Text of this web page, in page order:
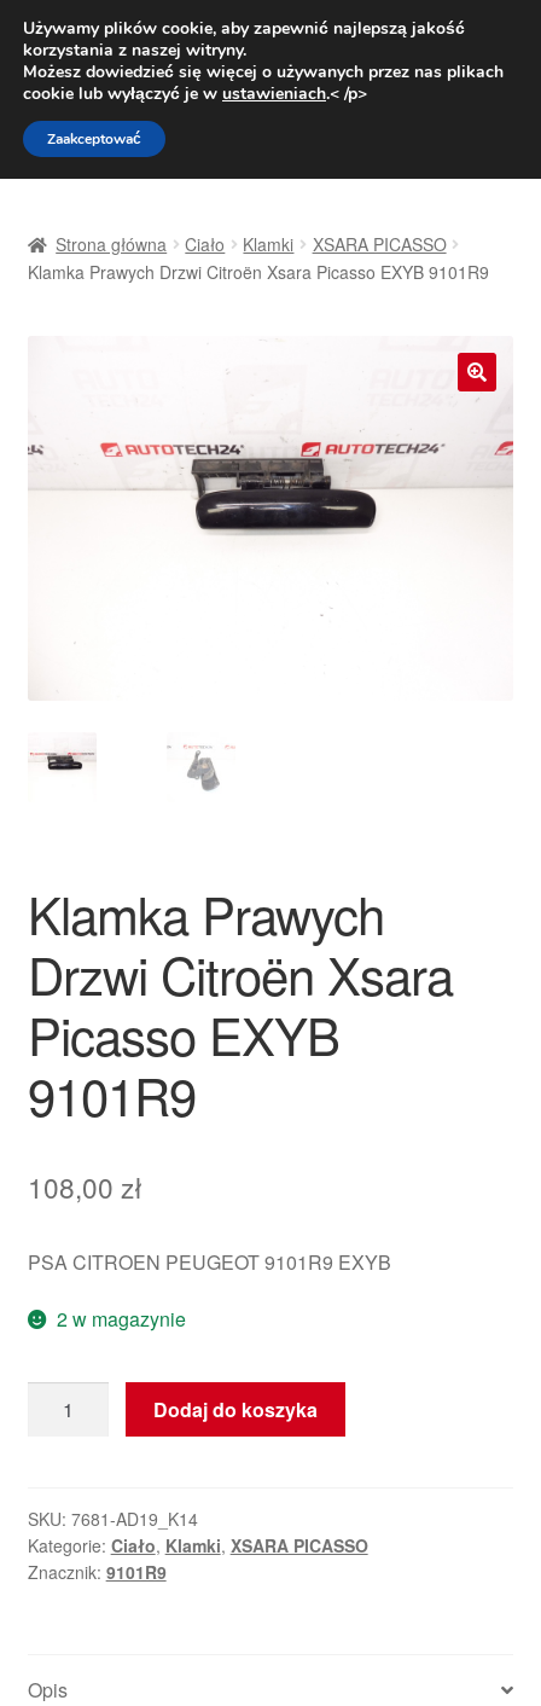
DOSTAWA od 31 zł
Pn.-pt. 9:00-16:00800 003 167
Przejdź
do
nawigacji
Przejdź
do
treści
Dostawa
Moje konto
Polityka prywatności
Skarga
Zamówienia
Zasady i warunki
Strona główna Ciało Klamki
XSARA PICASSO
Klamka Prawych Drzwi Citroën Xsara Picasso EXYB 9101R9
🔍
Klamka Prawych
Drzwi Citroën Xsara
Picasso EXYB
9101R9
108,00 zł
PSA CITROEN PEUGEOT 9101R9 EXYB
2 w magazynie
Klamka
Citroën
Xsara
Picasso
Dodaj do koszyka
SKU: 7681-AD19_K14
Kategorie: Ciało, Klamki, XSARA PICASSO
Znacznik: 9101R9
Opis
Używamy plików cookie, aby zapewnić najlepszą jakość
korzystania z naszej witryny.
Możesz dowiedzieć się więcej o używanych przez nas plikach
cookie lub wyłączyć je w ustawieniach.< /p>
Zaakceptować